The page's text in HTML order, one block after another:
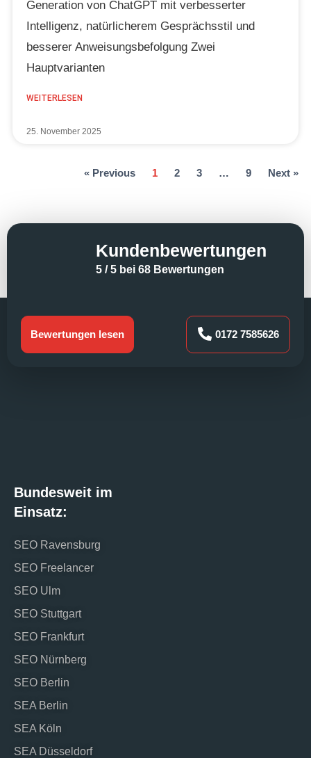
Generation von ChatGPT mit verbesserter
Intelligenz, natürlicherem Gesprächsstil und
besserer Anweisungsbefolgung Zwei
Hauptvarianten
WEITERLESEN
25. November 2025
« Previous 1 2 3 … 9 Next »
Kundenbewertungen
5 / 5 bei 68 Bewertungen
Bewertungen lesen 0172 7585626
Bundesweit im
Einsatz:
SEO Ravensburg
SEO Freelancer
SEO Ulm
SEO Stuttgart
SEO Frankfurt
SEO Nürnberg
SEO Berlin
SEA Berlin
SEA Köln
SEA Düsseldorf